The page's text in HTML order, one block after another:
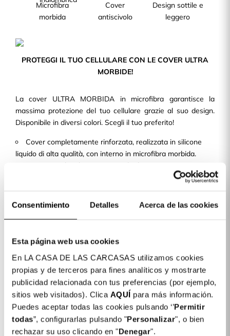
Consentimiento Detalles Acerca de las cookies
Esta página web usa cookies
En LA CASA DE LAS CARCASAS utilizamos cookies
propias y de terceros para fines analíticos y mostrarte
publicidad relacionada con tus preferencias (por ejemplo,
sitios web visitados). Clica AQUÍ para más información.
Puedes aceptar todas las cookies pulsando ‘’Permitir
todas”, configurarlas pulsando "Personalizar", o bien
rechazar su uso clicando en "Denegar".
Microfibra
morbida
Cover
antiscivolo
Design sottile e
leggero
PROTEGGI IL TUO CELLULARE CON LE COVER ULTRA
MORBIDE!
La cover ULTRA MORBIDA in microfibra garantisce la
massima protezione del tuo cellulare grazie al suo design.
Disponibile in diversi colori. Scegli il tuo preferito!
Cover completamente rinforzata, realizzata in silicone
liquido di alta qualità, con interno in microfibra morbida.
Design sottile e leggero, in modo da non aggiungere
l'accesso a tutti i pulsanti e alle porte del dispositivo.
Disponiamo di cover per oltre 400 modelli di telefoni cellulari
Dettagli del prodotto
Colore: Nero
COLORES DISPONIBLES
NeroBlu
Rosa
Sabbia
Verde
Militare
RossoGranata
VerdeMalva